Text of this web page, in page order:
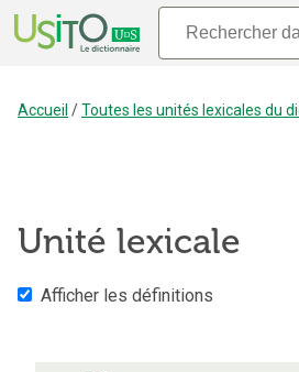
Accueil /Toutes les unités lexicales du
Unité lexicale
Afficher les définitions